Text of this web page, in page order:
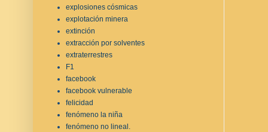
explosiones cósmicas
explotación minera
extinción
extracción por solventes
extraterrestres
F1
facebook
facebook vulnerable
felicidad
fenómeno la niña
fenómeno no lineal.